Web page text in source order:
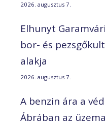
2026. augusztus 7.
Elhunyt
bor- és
alakja
2026. augusztus 7.
A benzin ára a
Ábrában az